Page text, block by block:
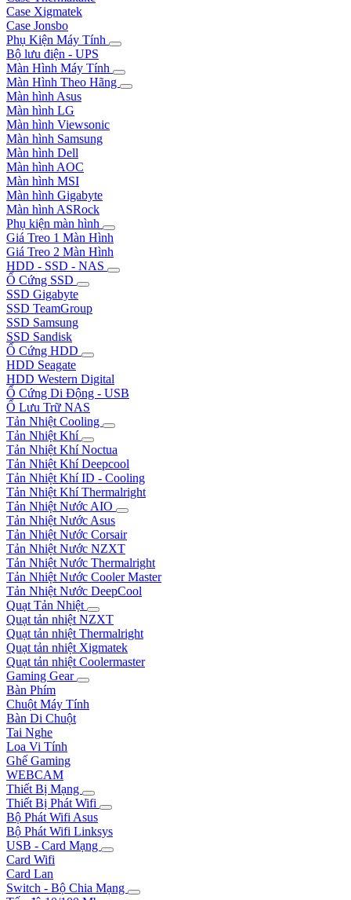
Case Xigmatek
Case Jonsbo
Phụ Kiện Máy Tính
Bộ lưu điện - UPS
Màn Hình Máy Tính
Màn Hình Theo Hãng
Màn hình Asus
Màn hình LG
Màn hình Viewsonic
Màn hình Samsung
Màn hình Dell
Màn hình AOC
Màn hình MSI
Màn hình Gigabyte
Màn hình ASRock
Phụ kiện màn hình
Giá Treo 1 Màn Hình
Giá Treo 2 Màn Hình
HDD - SSD - NAS
Ổ Cứng SSD
SSD Gigabyte
SSD TeamGroup
SSD Samsung
SSD Sandisk
Ổ Cứng HDD
HDD Seagate
HDD Western Digital
Ổ Cứng Di Động - USB
Ổ Lưu Trữ NAS
Tản Nhiệt Cooling
Tản Nhiệt Khí
Tản Nhiệt Khí Noctua
Tản Nhiệt Khí Deepcool
Tản Nhiệt Khí ID - Cooling
Tản Nhiệt Khí Thermalright
Tản Nhiệt Nước AIO
Tản Nhiệt Nước Asus
Tản Nhiệt Nước Corsair
Tản Nhiệt Nước NZXT
Tản Nhiệt Nước Thermalright
Tản Nhiệt Nước Cooler Master
Tản Nhiệt Nước DeepCool
Quạt Tản Nhiệt
Quạt tản nhiệt NZXT
Quạt tản nhiệt Thermalright
Quạt tản nhiệt Xigmatek
Quạt tản nhiệt Coolermaster
Gaming Gear
Bàn Phím
Chuột Máy Tính
Bàn Di Chuột
Tai Nghe
Loa Vi Tính
Ghế Gaming
WEBCAM
Thiết Bị Mạng
Thiết Bị Phát Wifi
Bộ Phát Wifi Asus
Bộ Phát Wifi Linksys
USB - Card Mạng
Card Wifi
Card Lan
Switch - Bộ Chia Mạng